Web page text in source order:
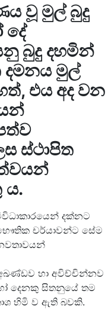
වූ මුල් බුදු
බුදු දහමින්
දමනය මුල්
එය අද වන
ස්ථාපිත
ය.
දක්නට
චර්යාවන්ට සේම
හා අවිච්චින්නව
දෙනකු සිතනුයේ තම
හිමි ව ඇති බවකි.